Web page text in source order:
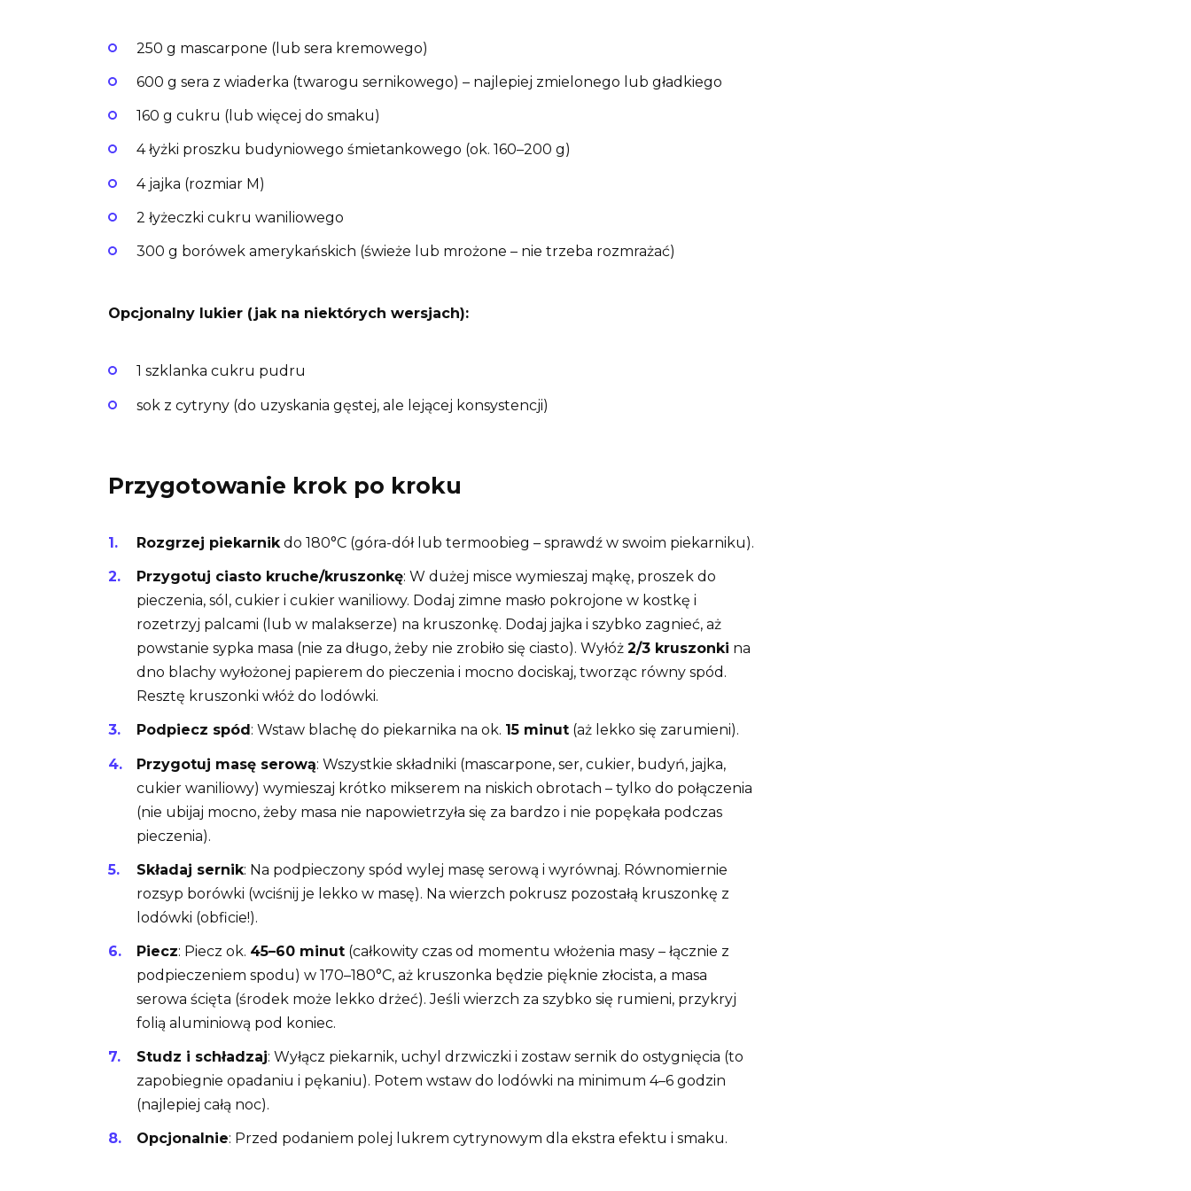
250 g mascarpone (lub sera kremowego)
600 g sera z wiaderka (twarogu sernikowego) – najlepiej zmielonego lub gładkiego
160 g cukru (lub więcej do smaku)
4 łyżki proszku budyniowego śmietankowego (ok. 160–200 g)
4 jajka (rozmiar M)
2 łyżeczki cukru waniliowego
300 g borówek amerykańskich (świeże lub mrożone – nie trzeba rozmrażać)
Opcjonalny lukier (jak na niektórych wersjach):
1 szklanka cukru pudru
sok z cytryny (do uzyskania gęstej, ale lejącej konsystencji)
Przygotowanie krok po kroku
Rozgrzej piekarnikdo 180°C (góra-dół lub termoobieg – sprawdź w swoim piekarniku).
Przygotuj ciasto kruche/kruszonkę: W dużej misce wymieszaj mąkę, proszek do
pieczenia, sól, cukier i cukier waniliowy. Dodaj zimne masło pokrojone w kostkę i
rozetrzyj palcami (lub w malakserze) na kruszonkę. Dodaj jajka i szybko zagnieć, aż
powstanie sypka masa (nie za długo, żeby nie zrobiło się ciasto). Wyłóż 2/3 kruszonki na
dno blachy wyłożonej papierem do pieczenia i mocno dociskaj, tworząc równy spód.
Resztę kruszonki włóż do lodówki.
Podpiecz spód : Wstaw blachę do piekarnika na ok. 15 minut (aż lekko się zarumieni).
Przygotuj masę serową: Wszystkie składniki (mascarpone, ser, cukier, budyń, jajka,
cukier waniliowy) wymieszaj krótko mikserem na niskich obrotach – tylko do połączenia
(nie ubijaj mocno, żeby masa nie napowietrzyła się za bardzo i nie popękała podczas
pieczenia).
Składaj sernik: Na podpieczony spód wylej masę serową i wyrównaj. Równomiernie
rozsyp borówki (wciśnij je lekko w masę). Na wierzch pokrusz pozostałą kruszonkę z
lodówki (obficie!).
Piecz: Piecz ok. 45–60 minut (całkowity czas od momentu włożenia masy – łącznie z
podpieczeniem spodu) w 170–180°C, aż kruszonka będzie pięknie złocista, a masa
serowa ścięta (środek może lekko drżeć). Jeśli wierzch za szybko się rumieni, przykryj
folią aluminiową pod koniec.
Studz i schładzaj: Wyłącz piekarnik, uchyl drzwiczki i zostaw sernik do ostygnięcia (to
zapobiegnie opadaniu i pękaniu). Potem wstaw do lodówki na minimum 4–6 godzin
(najlepiej całą noc).
Opcjonalnie: Przed podaniem polej lukrem cytrynowym dla ekstra efektu i smaku.